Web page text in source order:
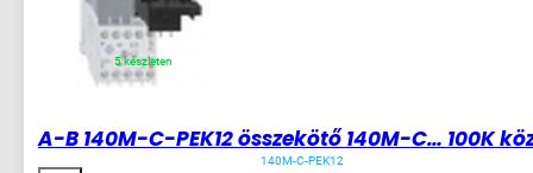
5 készleten
A-B 140M-C-PEK12 összekötő 140M-C… 100K
140M-C-PEK12